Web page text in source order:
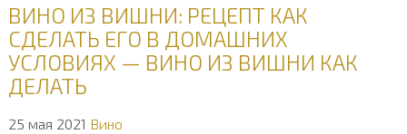
ВИНО ИЗ ВИШНИ: РЕЦЕПТ КАК
СДЕЛАТЬ ЕГО В ДОМАШНИХ
УСЛОВИЯХ — ВИНО ИЗ ВИШНИ КАК
ДЕЛАТЬ
25 мая 2021 Вино